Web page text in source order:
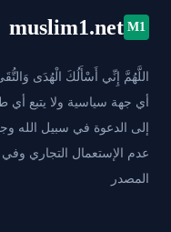
M1
muslim1.net
اللَّهُمَّ إِنِّي أَسْأَلُكَ الْهُدَى
أي جهة سياسية ولا يتبع أي
إلى الدعوة في سبيل الله
عدم الإستعمال التجاري وفي
المصدر